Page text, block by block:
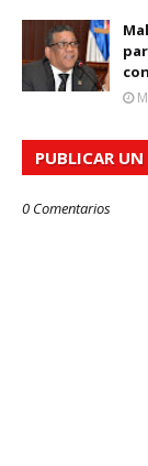
PUBLICAR
0 Comentarios